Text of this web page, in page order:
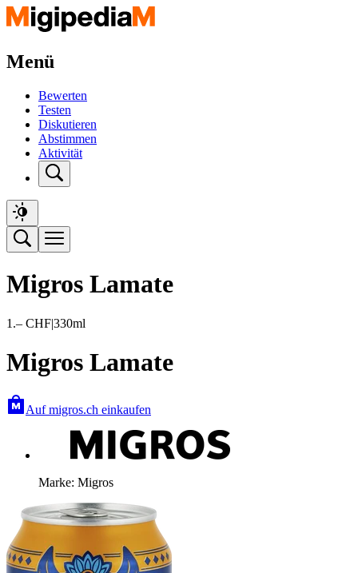
Menü
Bewerten
Testen
Diskutieren
Abstimmen
Aktivität
Migros Lamate
1.– CHF|330ml
Migros Lamate
Auf migros.ch einkaufen
Marke: Migros